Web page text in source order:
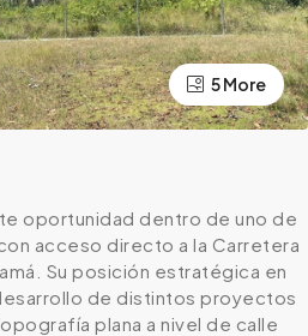
5 More
oportunidad dentro de uno de
acceso directo a la Carretera
Su posición estratégica en
de distintos proyectos
plana a nivel de calle